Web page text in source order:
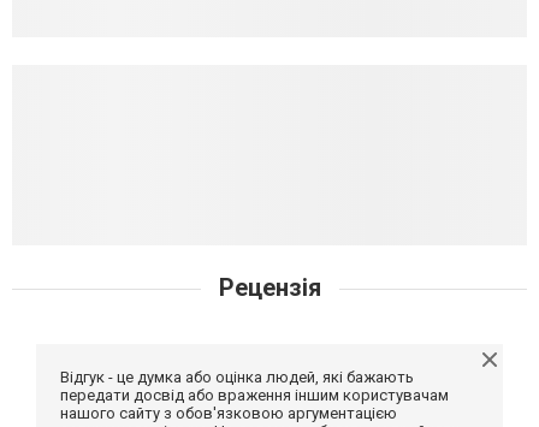
Рецензія
Відгук - це думка або оцінка людей, які бажають
передати досвід або враження іншим користувачам
нашого сайту з обов'язковою аргументацією